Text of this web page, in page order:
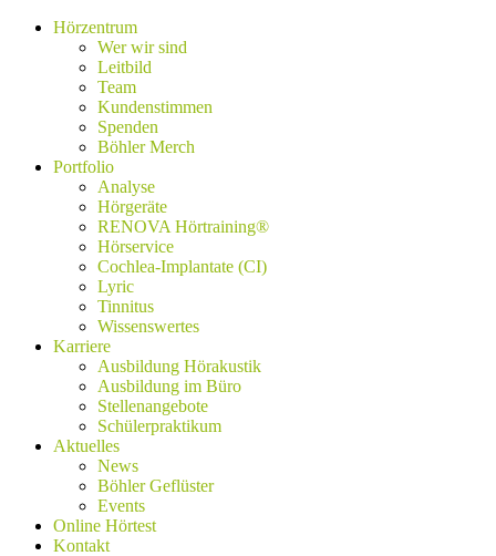
Hörzentrum
Wer wir sind
Leitbild
Team
Kundenstimmen
Spenden
Böhler Merch
Portfolio
Analyse
Hörgeräte
RENOVA Hörtraining®
Hörservice
Cochlea-Implantate (CI)
Lyric
Tinnitus
Wissenswertes
Karriere
Ausbildung Hörakustik
Ausbildung im Büro
Stellenangebote
Schülerpraktikum
Aktuelles
News
Böhler Geflüster
Events
Online Hörtest
Kontakt